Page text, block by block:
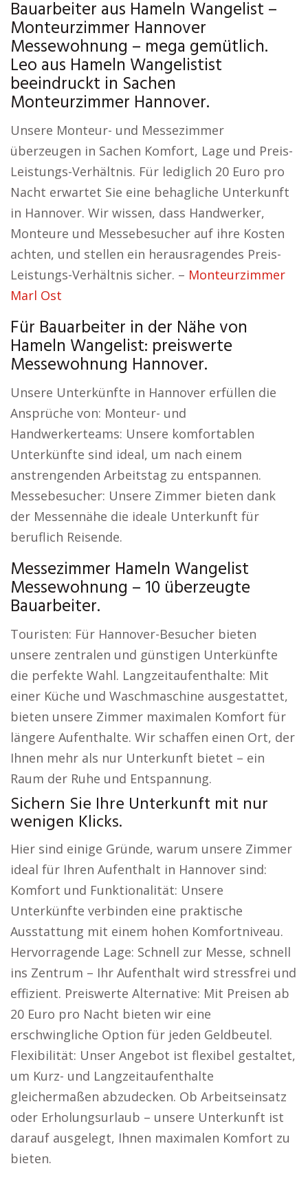
Bauarbeiter aus Hameln Wangelist –
Monteurzimmer Hannover
Messewohnung – mega gemütlich.
Leo aus Hameln Wangelistist
beeindruckt in Sachen
Monteurzimmer Hannover.
Unsere Monteur- und Messezimmer
überzeugen in Sachen Komfort, Lage und Preis-
Leistungs-Verhältnis. Für lediglich 20 Euro pro
Nacht erwartet Sie eine behagliche Unterkunft
in Hannover. Wir wissen, dass Handwerker,
Monteure und Messebesucher auf ihre Kosten
achten, und stellen ein herausragendes Preis-
Leistungs-Verhältnis sicher. – Monteurzimmer
Marl Ost
Für Bauarbeiter in der Nähe von
Hameln Wangelist: preiswerte
Messewohnung Hannover.
Unsere Unterkünfte in Hannover erfüllen die
Ansprüche von: Monteur- und
Handwerkerteams: Unsere komfortablen
Unterkünfte sind ideal, um nach einem
anstrengenden Arbeitstag zu entspannen.
Messebesucher: Unsere Zimmer bieten dank
der Messennähe die ideale Unterkunft für
beruflich Reisende.
Messezimmer Hameln Wangelist
Messewohnung – 10 überzeugte
Bauarbeiter.
Touristen: Für Hannover-Besucher bieten
unsere zentralen und günstigen Unterkünfte
die perfekte Wahl. Langzeitaufenthalte: Mit
einer Küche und Waschmaschine ausgestattet,
bieten unsere Zimmer maximalen Komfort für
längere Aufenthalte. Wir schaffen einen Ort, der
Ihnen mehr als nur Unterkunft bietet – ein
Raum der Ruhe und Entspannung.
Sichern Sie Ihre Unterkunft mit nur
wenigen Klicks.
Hier sind einige Gründe, warum unsere Zimmer
ideal für Ihren Aufenthalt in Hannover sind:
Komfort und Funktionalität: Unsere
Unterkünfte verbinden eine praktische
Ausstattung mit einem hohen Komfortniveau.
Hervorragende Lage: Schnell zur Messe, schnell
ins Zentrum – Ihr Aufenthalt wird stressfrei und
effizient. Preiswerte Alternative: Mit Preisen ab
20 Euro pro Nacht bieten wir eine
erschwingliche Option für jeden Geldbeutel.
Flexibilität: Unser Angebot ist flexibel gestaltet,
um Kurz- und Langzeitaufenthalte
gleichermaßen abzudecken. Ob Arbeitseinsatz
oder Erholungsurlaub – unsere Unterkunft ist
darauf ausgelegt, Ihnen maximalen Komfort zu
bieten.